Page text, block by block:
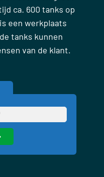
ca. 600 tanks op
een werkplaats
tanks kunnen
van de klant.